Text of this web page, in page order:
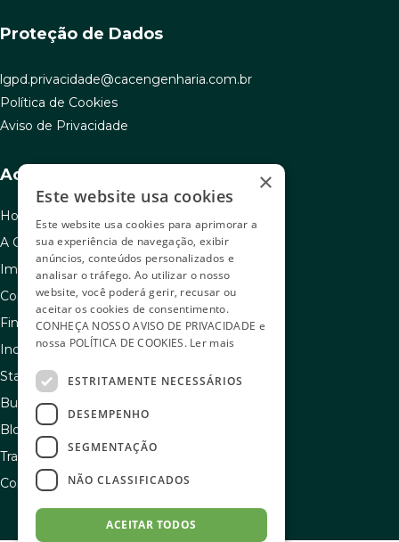
Proteção de Dados
lgpd.privacidade@cacengenharia.com.br
Política de Cookies
Aviso de Privacidade
Acesso rápido
Home
A C.A.C
Imóveis à venda
Como usar seu FGTS
Financiamento
Indique e ganhe
Stand de vendas
Buscador de sonhos
Blog
Transparência e igualdade salarial
Contato
×
Este website usa cookies
Este website usa cookies para aprimorar a
sua experiência de navegação, exibir
anúncios, conteúdos personalizados e
analisar o tráfego. Ao utilizar o nosso
website, você poderá gerir, recusar ou
aceitar os cookies de consentimento.
CONHEÇA NOSSOAVISO DE PRIVACIDADE e
nossa POLÍTICA DE COOKIES. Ler mais
ESTRITAMENTE NECESSÁRIOS
DESEMPENHO
SEGMENTAÇÃO
NÃO CLASSIFICADOS
ACEITAR TODOS